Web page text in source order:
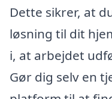
Dette sikrer, at
løsning til dit
i, at arbejdet
Gør dig selv en